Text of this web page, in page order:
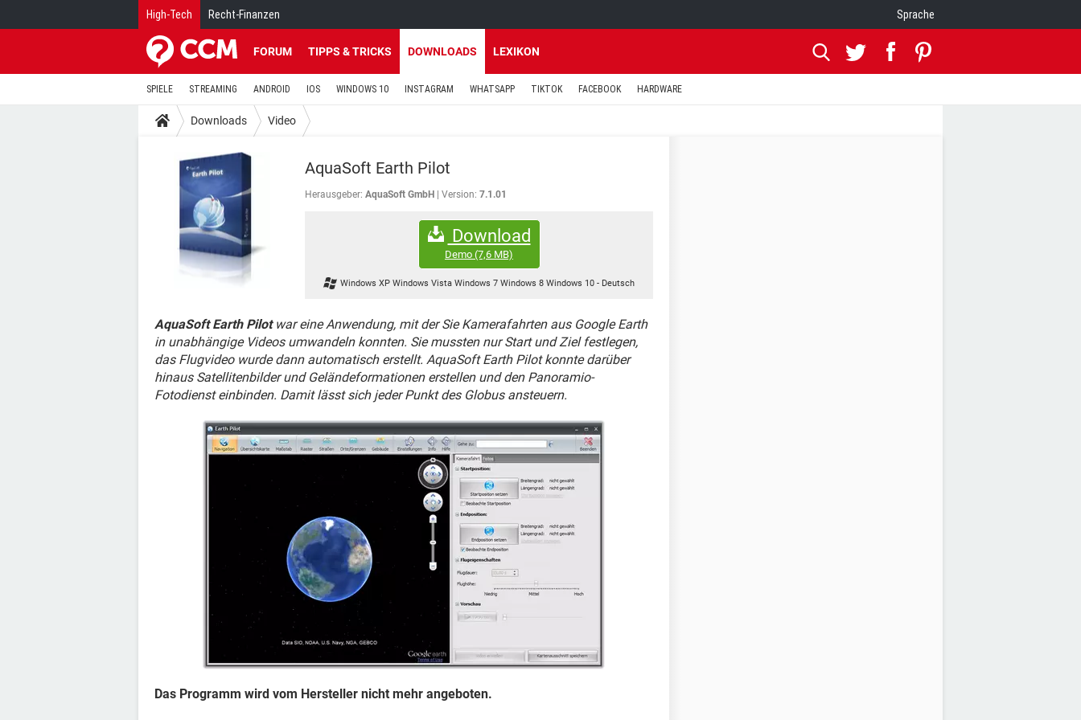
High-Tech Recht-Finanzen Sprache
FORUM TIPPS & TRICKS DOWNLOADS LEXIKON
SPIELE STREAMING ANDROID IOS WINDOWS 10 INSTAGRAM WHATSAPP TIKTOK FACEBOOK HARDWARE
Downloads Video
AquaSoft Earth Pilot
Herausgeber: AquaSoft GmbH Version: 7.1.01
Download
Demo (7,6 MB)
Windows XP Windows Vista Windows 7 Windows 8 Windows 10 - Deutsch
AquaSoft Earth Pilotwar eine Anwendung, mit der Sie Kamerafahrten aus Google Earth
in unabhängige Videos umwandeln konnten. Sie mussten nur Start und Ziel festlegen,
das Flugvideo wurde dann automatisch erstellt. AquaSoft Earth Pilot konnte darüber
hinaus Satellitenbilder und Geländeformationen erstellen und den Panoramio-
Fotodienst einbinden. Damit lässt sich jeder Punkt des Globus ansteuern.
Das Programm wird vom Hersteller nicht mehr angeboten.